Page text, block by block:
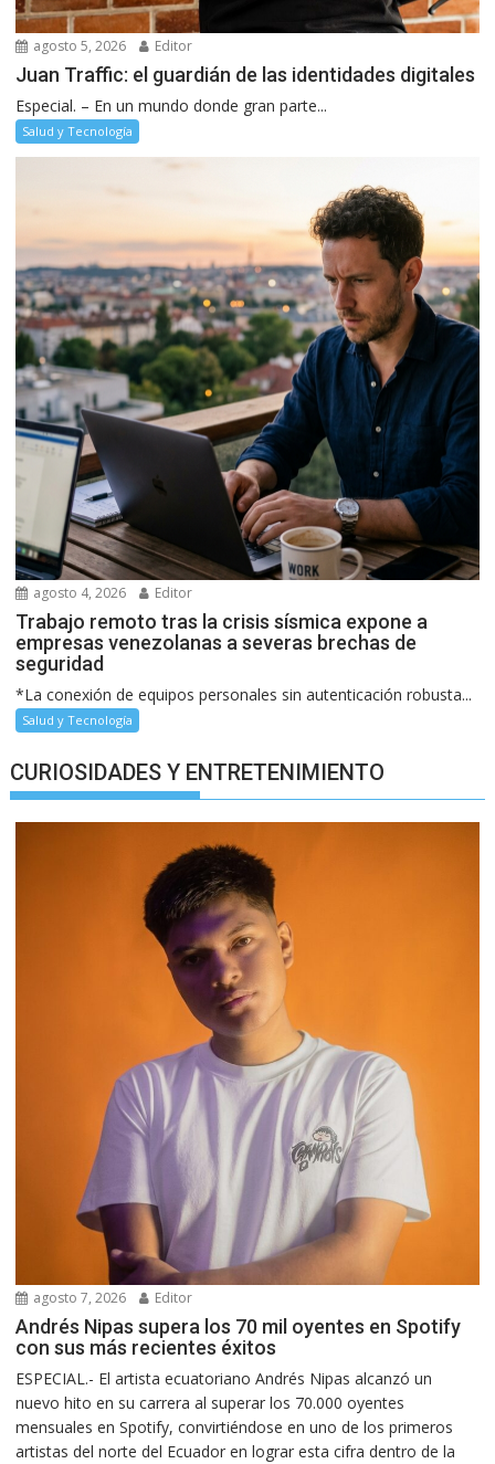
agosto 5, 2026 Editor
Juan Traffic: el guardián de las identidades digitales
Especial. – En un mundo donde gran parte...
Salud y Tecnología
agosto 4, 2026 Editor
Trabajo remoto tras la crisis sísmica expone a
empresas venezolanas a severas brechas de
seguridad
*La conexión de equipos personales sin autenticación robusta...
Salud y Tecnología
CURIOSIDADES Y ENTRETENIMIENTO
agosto 7, 2026 Editor
Andrés Nipas supera los 70 mil oyentes en Spotify
con sus más recientes éxitos
ESPECIAL.- El artista ecuatoriano Andrés Nipas alcanzó un
nuevo hito en su carrera al superar los 70.000 oyentes
mensuales en Spotify, convirtiéndose en uno de los primeros
artistas del norte del Ecuador en lograr esta cifra dentro de la